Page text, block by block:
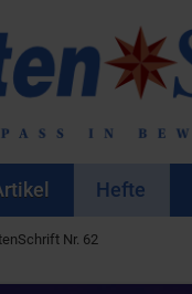
Hefte
Nr. 62